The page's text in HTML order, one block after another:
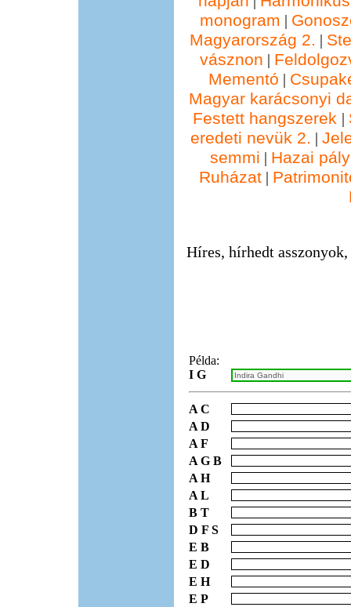
monogram |
Magyarország 2. |
vásznon |
Mementó |
Magyar karácsonyi
Festett hangszerek |
eredeti nevük 2. |
semmi | Hazai
Ruházat|
Híres, hírhedt
Példa:
I G
A C
A D
A F
A G B
A H
A L
B T
D F S
E B
E D
E H
E P